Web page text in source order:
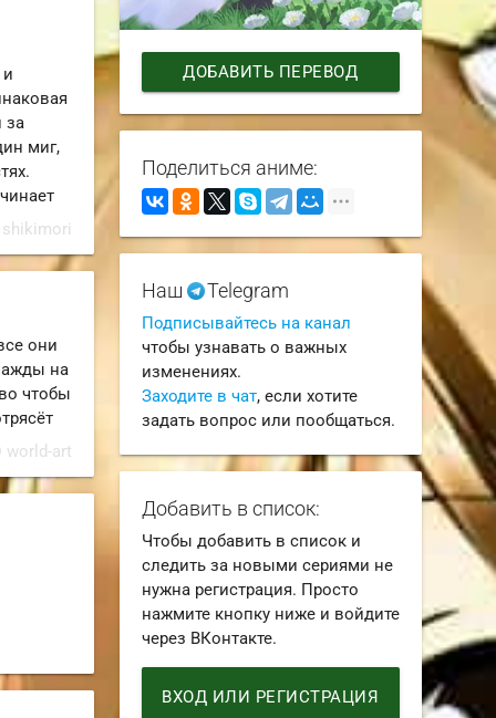
за
миг,
они
на
чтобы
world-art
ДОБАВИТЬ ПЕРЕВОД
Поделиться аниме:
Наш Telegram
Подписывайтесь на канал
чтобы узнавать о важных
изменениях.
Заходите в чат, если хотите
задать вопрос или пообщаться.
Добавить в список:
Чтобы добавить в список и
следить за новыми сериями не
нужна регистрация. Просто
нажмите кнопку ниже и войдите
через ВКонтакте.
ВХОД ИЛИ РЕГИСТРАЦИЯ